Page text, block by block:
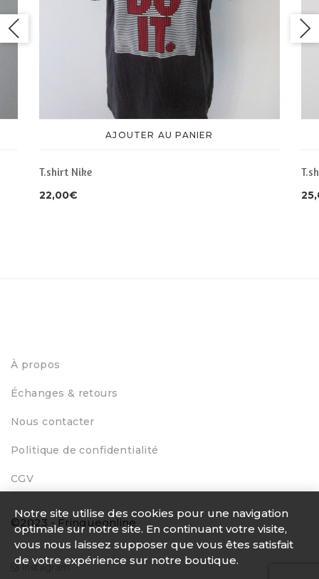
AJOUTER AU PANIER
T.shirt Nike
22,00€
À propos
Échanges & retours
Nous contacter
Politique de confidentialité
CGV
©2023 - Fringueonline
Instagram
Notre site utilise des cookies pour une navigation
optimale sur notre site. En continuant votre visite,
vous nous laissez supposer que vous êtes satisfait
de votre expérience sur notre boutique.